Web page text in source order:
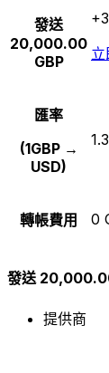
發送
20,000.00
GBP
立
匯率
(1GBP →
USD)
轉帳費用 0
發送
提供商